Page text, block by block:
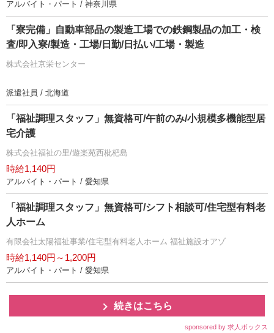
アルバイト・パート / 神奈川県
「寮完備」自動車部品の製造工場での鉄鋼製品の加工・検
査/即入寮/製造・工場/日勤/日払い/工場・製造
株式会社京栄センター
派遣社員 / 北海道
「福祉調理スタッフ」無資格可/午前のみ/小規模多機能型居
宅介護
株式会社福祉の里/遊楽苑西枇杷島
時給1,140円
アルバイト・パート / 愛知県
「福祉調理スタッフ」無資格可/シフト相談可/住宅型有料老
人ホーム
有限会社太陽福祉事業/住宅型有料老人ホーム 福祉施設オアゾ
時給1,140円～1,200円
アルバイト・パート / 愛知県
続きはこちら
sponsored by 求人ボックス